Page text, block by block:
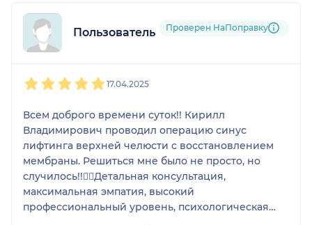
Пользователь НаПоправку
Проверен НаПоправку
17.04.2025
Всем доброго времени суток!! Кирилл
Владимирович проводил операцию синус
лифтинга верхней челюсти с восстановлением
мембраны. Решиться мне было не просто, но
случилось!!👍🏻Детальная консультация,
максимальная эмпатия, высокий
профессиональный уровень, психологическая